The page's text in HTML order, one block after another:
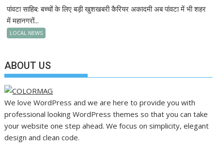
पांवटा साहिब: बच्चों के लिए बड़ी खुशखबरी कैरियर अकादमी अब पांवटा में भी शहर
में महानगरों...
LOCAL NEWS
ABOUT US
We love WordPress and we are here to provide you with
professional looking WordPress themes so that you can take
your website one step ahead. We focus on simplicity, elegant
design and clean code.